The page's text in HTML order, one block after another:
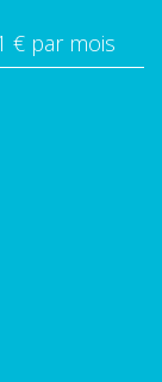
€ par mois